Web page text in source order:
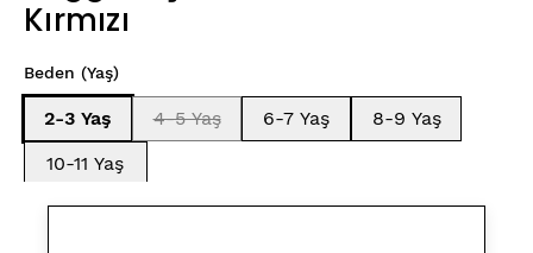
Kırmızı
Beden (Yaş)
2-3 Yaş 4-5 Yaş 6-7 Yaş
8-9 Yaş
10-11 Yaş